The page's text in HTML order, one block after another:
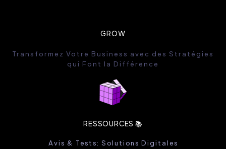
GROW
Transformez Votre Business avec des Stratégies
qui Font la Différence
RESSOURCES 📚
Avis & Tests: Solutions Digitales